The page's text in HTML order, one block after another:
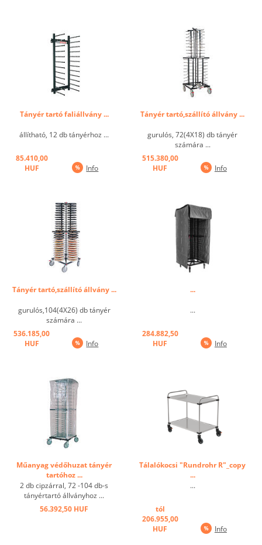
Tányér tartó faliállvány ...
állítható, 12 db tányérhoz ...
85.410,00
HUF
Info
Tányér tartó,szállító állvány ...
gurulós, 72(4X18) db tányér
számára ...
515.380,00
HUF
Info
Tányér tartó,szállító állvány ...
gurulós,104(4X26) db tányér
számára ...
536.185,00
HUF
Info
...
...
284.882,50
HUF
Info
Műanyag védőhuzat tányér
tartóhoz ...
2 db cipzárral, 72 -104 db-s
tányértartó állványhoz ...
56.392,50 HUF
Tálalókocsi "Rundrohr R"_copy
...
...
tól
206.955,00
HUF
Info